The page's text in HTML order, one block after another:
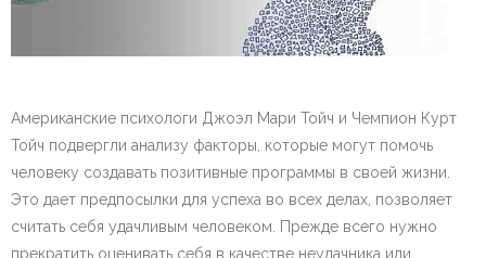
Американские психологи Джоэл Мари Тойч и Чемпион Курт
Тойч подвергли анализу факторы, которые могут помочь
человеку создавать позитивные программы в своей жизни.
Это дает предпосылки для успеха во всех делах, позволяет
считать себя удачливым человеком. Прежде всего нужно
прекратить оценивать себя в качестве неудачника или